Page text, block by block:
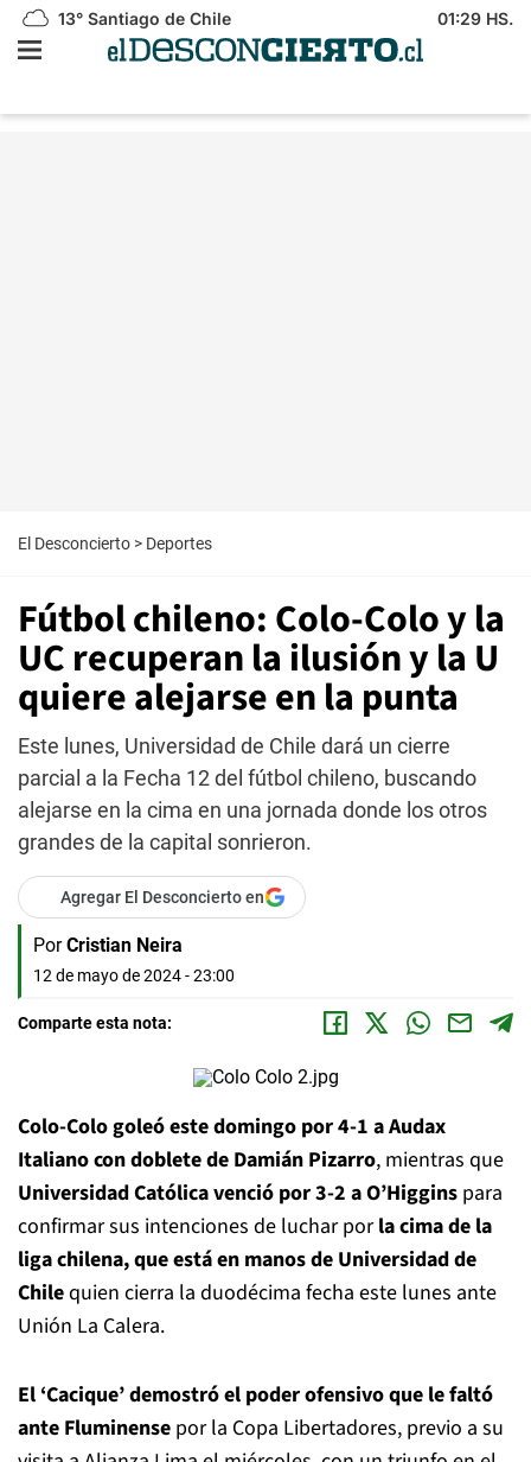
13° Santiago de Chile 01:29 HS.
El Desconcierto > Deportes
Fútbol chileno: Colo-Colo y la
UC recuperan la ilusión y la U
quiere alejarse en la punta
Este lunes, Universidad de Chile dará un cierre
parcial a la Fecha 12 del fútbol chileno, buscando
alejarse en la cima en una jornada donde los otros
grandes de la capital sonrieron.
Agregar El Desconcierto en
Por Cristian Neira
12 de mayo de 2024 - 23:00
Comparte esta nota:
Colo-Colo goleó este domingo por 4-1 a Audax
Italiano con doblete de Damián Pizarro, mientras que
Universidad Católica venció por 3-2 a O’Higgins para
confirmar sus intenciones de luchar porla cima de la
liga chilena, que está en manos de Universidad de
Chilequien cierra la duodécima fecha este lunes ante
Unión La Calera.
El ‘Cacique’ demostró el poder ofensivo que le faltó
ante Fluminense por la Copa Libertadores, previo a su